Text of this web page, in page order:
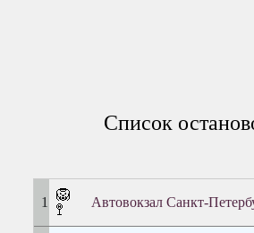
Список
🦁
🚏
Автовокзал Санкт-